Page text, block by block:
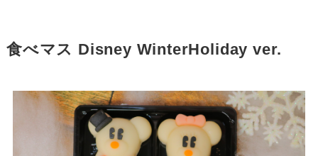
食べマス Disney WinterHoliday ver.